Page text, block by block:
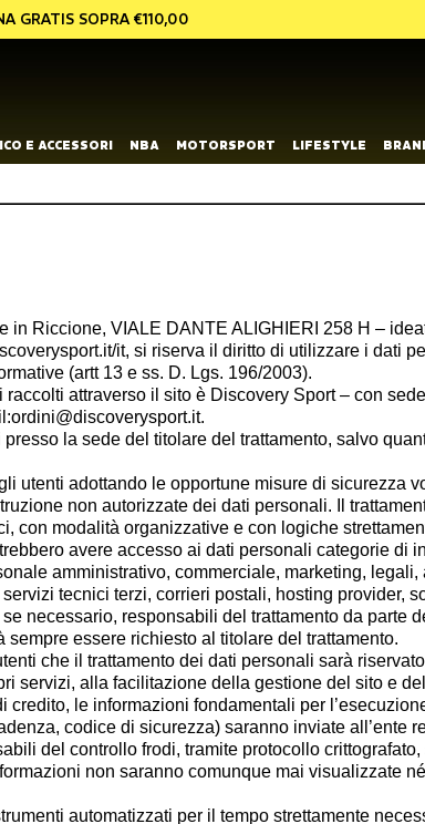
GRATIS SOPRA €110,00
E ACCESSORI NBA MOTORSPORT LIFESTYLE
in Riccione, VIALE DANTE ALIGHIERI 258 H –
it, si riserva il diritto di utilizzare i dati
(artt 13 e ss. D. Lgs. 196/2003).
raccolti attraverso il sito è Discovery Sport – con
la sede del titolare del trattamento, salvo
utenti adottando le opportune misure di sicurezza
non autorizzate dei dati personali. Il
con modalità organizzative e con logiche
avere accesso ai dati personali categorie di
amministrativo, commerciale, marketing,
tecnici terzi, corrieri postali, hosting provider,
necessario, responsabili del trattamento da parte
sempre essere richiesto al titolare del trattamento.
che il trattamento dei dati personali sarà
servizi, alla facilitazione della gestione del sito e
credito, le informazioni fondamentali per
codice di sicurezza) saranno inviate all’ente
del controllo frodi, tramite protocollo
non saranno comunque mai visualizzate
automatizzati per il tempo strettamente